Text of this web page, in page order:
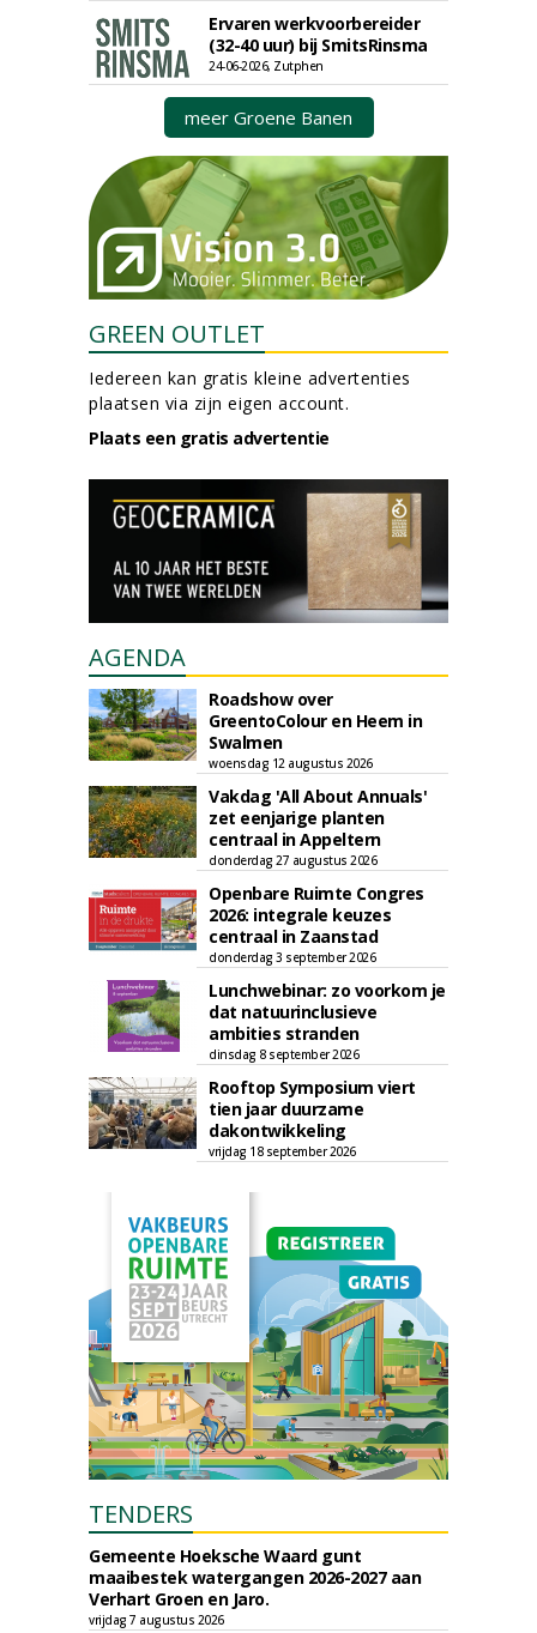
Ervaren werkvoorbereider
(32-40 uur) bij SmitsRinsma
24-06-2026, Zutphen
meer Groene Banen
GREEN OUTLET
Iedereen kan gratis kleine advertenties
plaatsen via zijn eigen account.
Plaats een gratis advertentie
AGENDA
Roadshow over
GreentoColour en Heem in
Swalmen
woensdag 12 augustus 2026
Vakdag 'All About Annuals'
zet eenjarige planten
centraal in Appeltern
donderdag 27 augustus 2026
Openbare Ruimte Congres
2026: integrale keuzes
centraal in Zaanstad
donderdag 3 september 2026
Lunchwebinar: zo voorkom je
dat natuurinclusieve
ambities stranden
dinsdag 8 september 2026
Rooftop Symposium viert
tien jaar duurzame
dakontwikkeling
vrijdag 18 september 2026
TENDERS
Gemeente Hoeksche Waard gunt
maaibestek watergangen 2026-2027 aan
Verhart Groen en Jaro.
vrijdag 7 augustus 2026